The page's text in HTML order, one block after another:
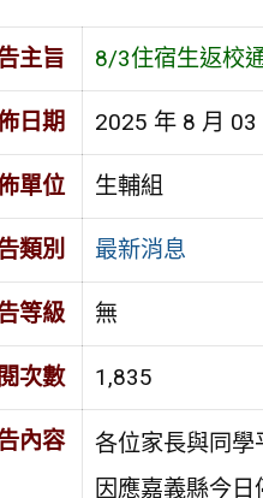
主旨 8/3住宿生返校
日期 2025 年 8 月 03
單位 生輔組
類別 最新消息
等級 無
次數 1,835
內容
各位家長與同學
因應嘉義縣今